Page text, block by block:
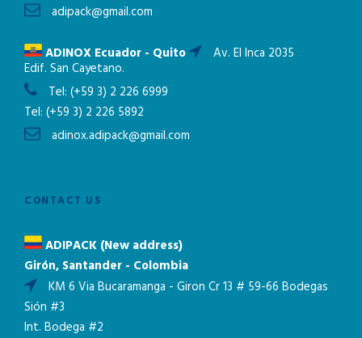
adipack@gmail.com
ADINOX Ecuador - Quito Av. El Inca 2035
Edif. San Cayetano.
Tel: (+59 3) 2 226 6999
Tel: (+59 3) 2 226 5892
adinox.adipack@gmail.com
CONTACT US
ADIPACK (New address)
Girón, Santander - Colombia
KM 6 Via Bucaramanga - Giron Cr 13 # 59-66 Bodegas
Sión #3
Int. Bodega #2